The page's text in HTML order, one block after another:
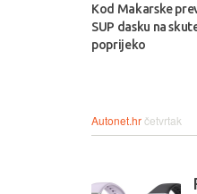
Kod Makarske
SUP dasku na
poprijeko
Autonet.hrčetvrtak